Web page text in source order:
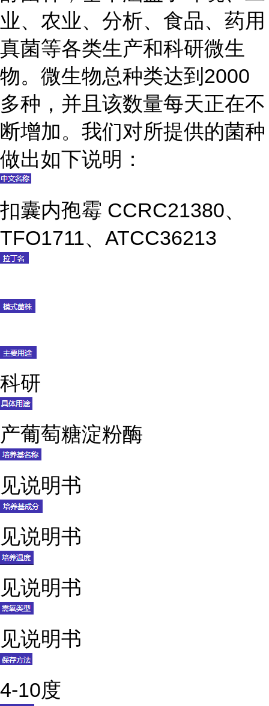
业、农业、分析、食品、药用
真菌等各类生产和科研微生
物。微生物总种类达到2000
多种，并且该数量每天正在不
断增加。我们对所提供的菌种
做出如下说明：
扣囊内孢霉 CCRC21380、
TFO1711、ATCC36213
科研
产葡萄糖淀粉酶
见说明书
见说明书
见说明书
见说明书
4-10度